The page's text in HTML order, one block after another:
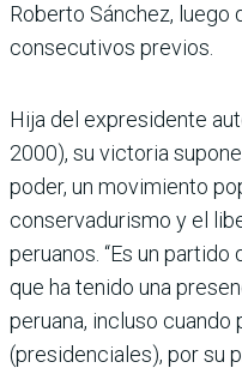
Roberto Sánchez,
consecutivos previos.
Hija del expresidente
2000), su victoria
poder, un movimiento
conservadurismo y el
peruanos. “Es un
que ha tenido una
peruana, incluso
(presidenciales), por su